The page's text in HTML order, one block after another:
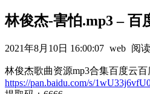
林俊杰-害怕.mp3 – 百
2021年8月10日 16:00:07 web 阅
林俊杰歌曲资源mp3合集百度云百
https://pan.baidu.com/s/